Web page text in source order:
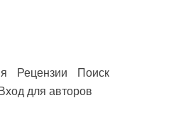
Рецензии
Поиск
Вход для авторов